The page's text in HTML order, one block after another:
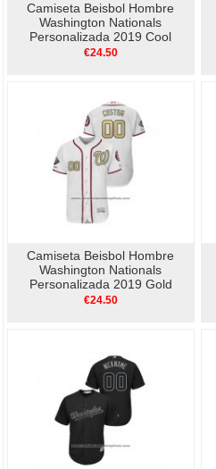
Camiseta Beisbol Hombre
Washington Nationals
Personalizada 2019 Cool
Base Alterno Blanco
€24.50
Camiseta Beisbol Hombre
Washington Nationals
Personalizada 2019 Gold
Program Flex Base Blanco
€24.50